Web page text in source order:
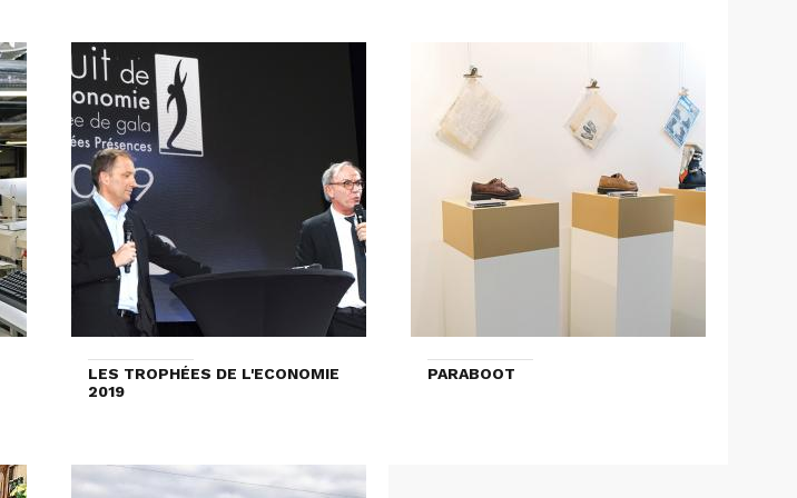
LES TROPHÉES DE L'ECONOMIE
2019
PARABOOT